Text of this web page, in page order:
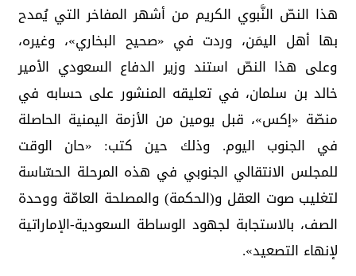
هذا النصّ النَّبوي الكريم من أشهر المفاخر التي يُمدح
بها أهل اليمَن، وردت في «صحيح البخاري»، وغيره،
وعلى هذا النصّ استند وزير الدفاع السعودي الأمير
خالد بن سلمان، في تعليقه المنشور على حسابه في
منصّة «إكس»، قبل يومين من الأزمة اليمنية الحاصلة
في الجنوب اليوم. وذلك حين كتب: «حان الوقت
للمجلس الانتقالي الجنوبي في هذه المرحلة الحسّاسة
لتغليب صوت العقل و(الحكمة) والمصلحة العامّة ووحدة
الصف، بالاستجابة لجهود الوساطة السعودية-الإماراتية
لإنهاء التصعيد».